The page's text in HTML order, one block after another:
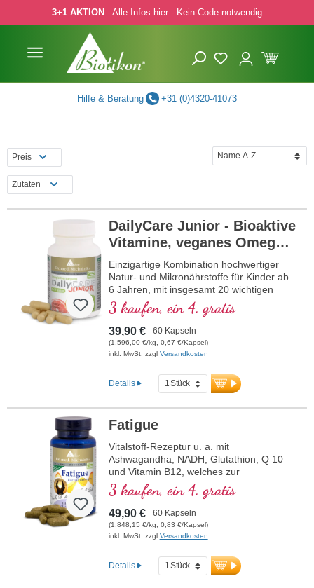
Hauptinhalt springen
Zur Suche springen
Zur Hauptnavigation springen
3+1 AKTION - Alle Infos hier - Kein Code notwendig
Hilfe & Beratung +31 (0)4320-41073
Preis
Zutaten
DailyCare Junior - Bioaktive
Vitamine, veganes Omega-3
+ Spurenelemente und
hochwertige Pflanzenstoffe
Einzigartige Kombination hochwertiger
Natur- und Mikronährstoffe für Kinder ab
6 Jahren, mit insgesamt 20 wichtigen
Nährstoffen für Ihr Kind.
3 kaufen, ein 4. gratis
39,90 € 60 Kapseln
(1.596,00 €/kg, 0,67 €/Kapsel)
inkl. MwSt. zzgl Versandkosten
Details
Fatigue
Vitalstoff-Rezeptur u. a. mit
Ashwagandha, NADH, Glutathion, Q 10
und Vitamin B12, welches zur
Verringerung von Müdigkeit und
Ermüdung beiträgt.
3 kaufen, ein 4. gratis
49,90 € 60 Kapseln
(1.848,15 €/kg, 0,83 €/Kapsel)
inkl. MwSt. zzgl Versandkosten
Details